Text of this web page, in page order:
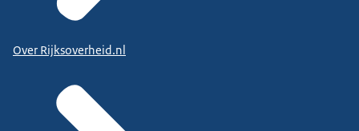
Over Rijksoverheid.nl